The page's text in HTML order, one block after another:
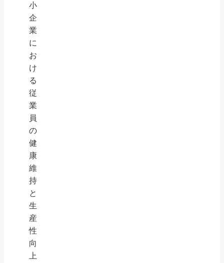
小
企
業
に
お
け
る
従
業
員
の
健
康
維
持
と
生
産
性
向
上